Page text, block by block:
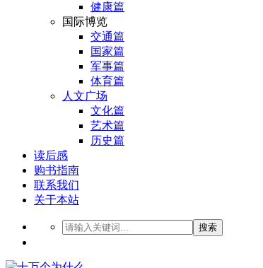
健康篇
国际博览
交通篇
国家篇
军事篇
体育篇
人文广场
文化篇
艺术篇
历史篇
读后感
购书指南
联系我们
关于本站
搜索